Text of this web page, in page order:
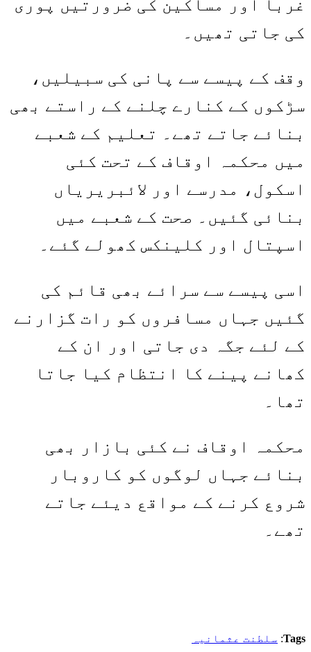
غربا اور مساکین کی ضرورتیں پوری
کی جاتی تھیں۔
وقف کے پیسے سے پانی کی سبیلیں،
سڑکوں کے کنارے چلنے کے راستے بھی
بنائے جاتے تھے۔ تعلیم کے شعبے
میں محکمہ اوقاف کے تحت کئی
اسکول، مدرسے اور لائبریریاں
بنائی گئیں۔ صحت کے شعبے میں
اسپتال اور کلینکس کھولے گئے۔
اسی پیسے سے سرائے بھی قائم کی
گئیں جہاں مسافروں کو رات گزارنے
کے لئے جگہ دی جاتی اور ان کے
کھانے پینے کا انتظام کیا جاتا
تھا۔
محکمہ اوقاف نے کئی بازار بھی
بنائے جہاں لوگوں کو کاروبار
شروع کرنے کے مواقع دیئے جاتے
تھے۔
Tags
: سلطنت عثمانیہ